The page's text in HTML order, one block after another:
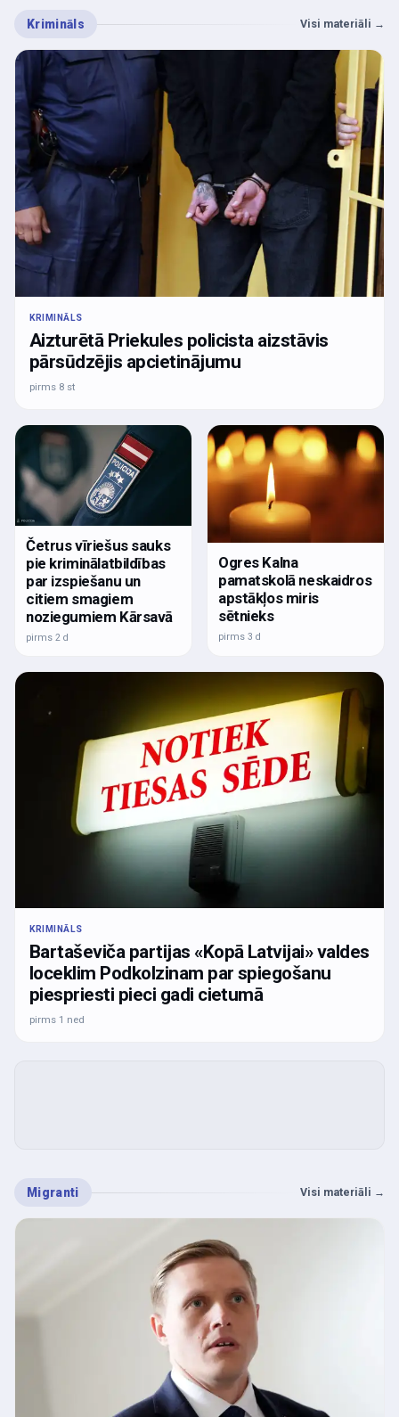
Krimināls Visi materiāli →
KRIMINĀLS
Aizturētā Priekules policista aizstāvis
pārsūdzējis apcietinājumu
pirms 8 st
Četrus vīriešus sauks
pie kriminālatbildības
par izspiešanu un
citiem smagiem
noziegumiem Kārsavā
pirms 2 d
Ogres Kalna
pamatskolā neskaidros
apstākļos miris
sētnieks
pirms 3 d
KRIMINĀLS
Bartaševiča partijas «Kopā Latvijai» valdes
loceklim Podkolzinam par spiegošanu
piespriesti pieci gadi cietumā
pirms 1 ned
Migranti Visi materiāli →